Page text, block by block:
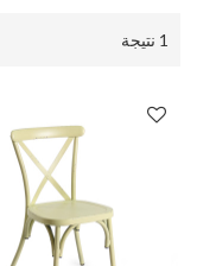
1 نتيجة